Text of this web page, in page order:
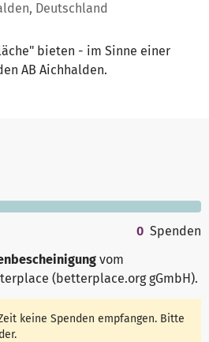
Deutschland
bieten - im Sinne einer
AB Aichhalden.
0 Spenden
vom
(betterplace.org gGmbH).
keine Spenden empfangen. Bitte